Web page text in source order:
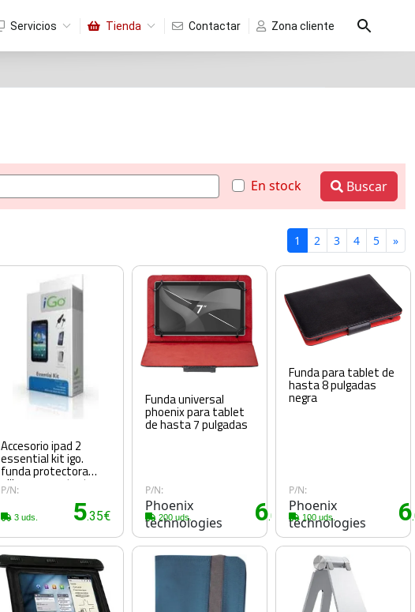
Servicios Tienda Contactar Zona cliente
En stock Buscar
1 2 3 4 5 »
Accesorio ipad 2
essential kit igo.
funda protectora
silicona + protector
pantalla diamant+
cargador mechero -
coche + cable carga
P/N:
3 uds. 5.35€
Funda universal
phoenix para tablet
de hasta 7 pulgadas
P/N:
Phoenix
technologies
200 uds. 6.05€
Funda para tablet de
hasta 8 pulgadas
negra
P/N:
Phoenix
technologies
100 uds. 6